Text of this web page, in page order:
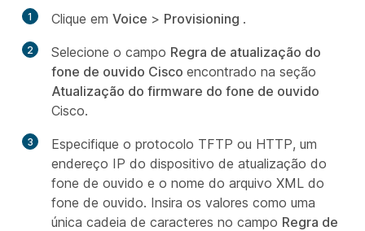
1 Clique em Voice > Provisioning .
2 Selecione o campo Regra de atualização do
fone de ouvido Cisco encontrado na seção
Atualização do firmware do fone de ouvido
Cisco.
3
Especifique o protocolo TFTP ou HTTP, um
endereço IP do dispositivo de atualização do
fone de ouvido e o nome do arquivo XML do
fone de ouvido. Insira os valores como uma
única cadeia de caracteres no campo Regra de